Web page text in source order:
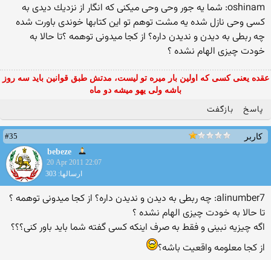
oshinam: شما یه جور وحی وحی میكنی كه انگار از نزدیك دیدی به
كسی وحی نازل شده یه مشت توهم تو این كتابها خوندی باورت شده
چه ربطی به دیدن و ندیدن داره؟ از كجا میدونی توهمه ؟تا حالا به
خودت چیزی الهام نشده ؟
عقده یعنی کسی که اولین بار میره تو لیست، مدتش طبق قوانین باید سه روز
باشه ولی یهو میشه دو ماه
پاسخ بازگفت
کاربر
#35
bebeze
20 Apr 2011 22:07
ارسالها: 303
alinumber7: چه ربطی به دیدن و ندیدن داره؟ از كجا میدونی توهمه ؟
تا حالا به خودت چیزی الهام نشده ؟
اگه چیزیه نبینی و فقط به صرف اینكه كسی گفته شما باید باور كنی؟؟؟
از كجا معلومه واقعیت باشه؟